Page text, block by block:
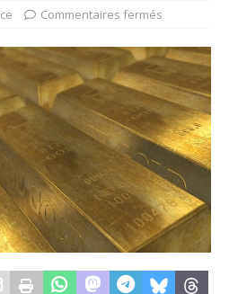
Commentaires fermés